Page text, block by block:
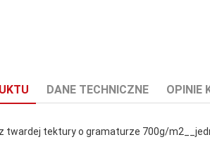
DANE TECHNICZNE OPINIE
z twardej tektury o gramaturze 700g/